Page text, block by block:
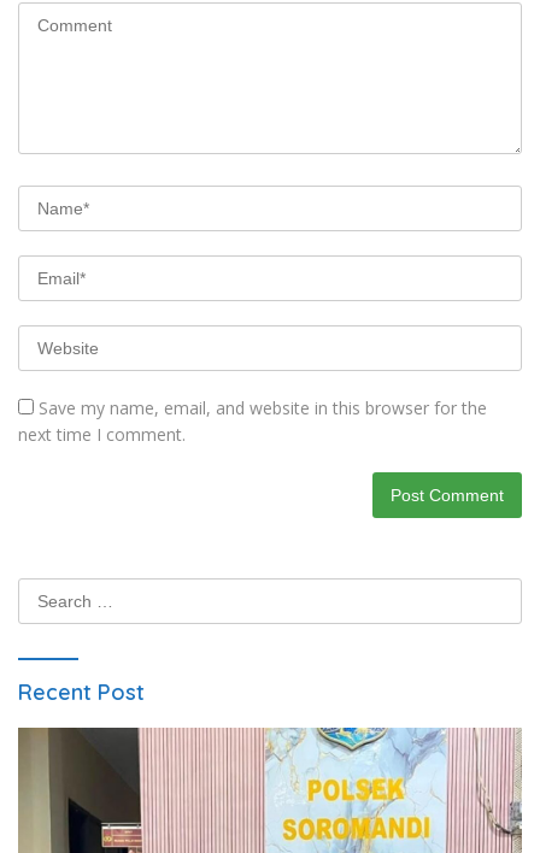
Save my name, email, and website in this browser for the
next time I comment.
Recent Post